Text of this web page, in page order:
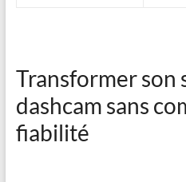
Transformer son
dashcam sans
fiabilité